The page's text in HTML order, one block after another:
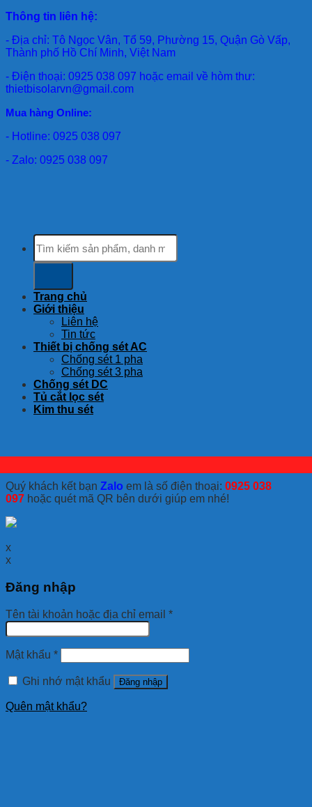
Thông tin liên hệ:
- Địa chỉ: Tô Ngọc Vân, Tổ 59, Phường 15, Quận Gò Vấp,
Thành phố Hồ Chí Minh, Việt Nam
- Điện thoại: 0925 038 097 hoặc email về hòm thư:
thietbisolarvn@gmail.com
Mua hàng Online:
- Hotline: 0925 038 097
- Zalo: 0925 038 097
Tìm
kiếm:
Trang chủ
Giới thiệu
Liên hệ
Tin tức
Thiết bị chống sét AC
Chống sét 1 pha
Chống sét 3 pha
Chống sét DC
Tủ cắt lọc sét
Kim thu sét
Quý khách kết bạn Zalo em là số điện thoại: 0925 038
097 hoặc quét mã QR bên dưới giúp em nhé!
x
x
Đăng nhập
Tên tài khoản hoặc địa chỉ email *
Mật khẩu *
Ghi nhớ mật khẩu Đăng nhập
Quên mật khẩu?